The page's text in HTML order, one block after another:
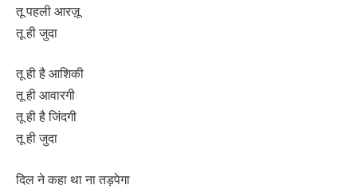
तू पहली आरज़ू
तू ही जुदा
तू ही है आशिकी
तू ही आवारगी
तू ही है जिंदगी
तू ही जुदा
दिल ने कहा था ना तड़पेगा